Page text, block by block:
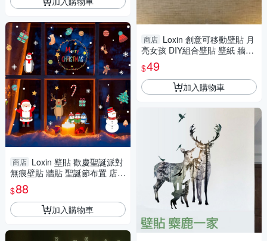
商店 Loxin 壁貼 歡慶聖誕派對
無痕壁貼 牆貼 聖誕節布置 店面
佈置 櫥窗
$88
加入購物車
商店 Loxin 創意可移動壁貼 月
亮女孩 DIY組合壁貼 壁紙 牆貼
背景貼
$49
加入購物車